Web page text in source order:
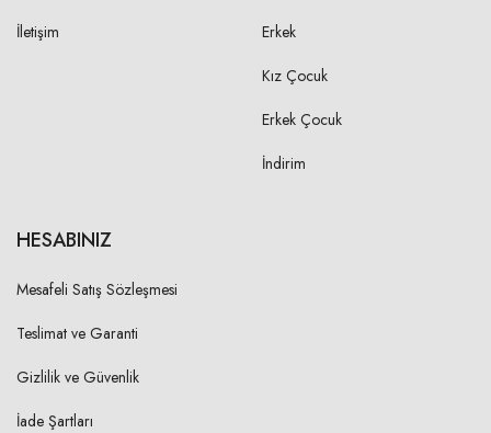
İletişim
Erkek
Kız Çocuk
Erkek Çocuk
İndirim
HESABINIZ
Mesafeli Satış Sözleşmesi
Teslimat ve Garanti
Gizlilik ve Güvenlik
İade Şartları